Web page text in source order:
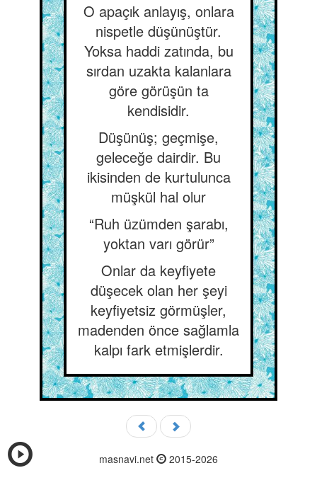
O apaçık anlayış, onlara
nispetle düşünüştür.
Yoksa haddi zatında, bu
sırdan uzakta kalanlara
göre görüşün ta
kendisidir.
Düşünüş; geçmişe,
geleceğe dairdir. Bu
ikisinden de kurtulunca
müşkül hal olur
“Ruh üzümden şarabı,
yoktan varı görür”
Onlar da keyfiyete
düşecek olan her şeyi
keyfiyetsiz görmüşler,
madenden önce sağlamla
kalpı fark etmişlerdir.
masnavi.net 2015-2026